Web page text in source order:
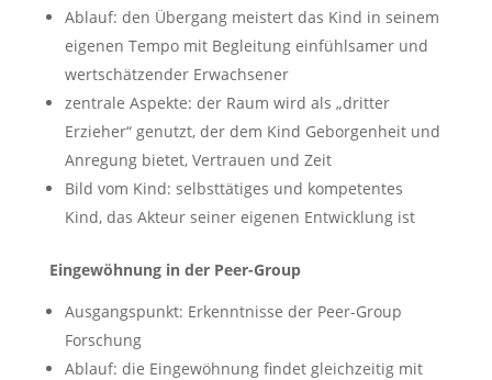
Ablauf: den Übergang meistert das Kind in seinem
eigenen Tempo mit Begleitung einfühlsamer und
wertschätzender Erwachsener
zentrale Aspekte: der Raum wird als „dritter
Erzieher“ genutzt, der dem Kind Geborgenheit und
Anregung bietet, Vertrauen und Zeit
Bild vom Kind: selbsttätiges und kompetentes
Kind, das Akteur seiner eigenen Entwicklung ist
Eingewöhnung in der Peer-Group
Ausgangspunkt: Erkenntnisse der Peer-Group
Forschung
Ablauf: die Eingewöhnung findet gleichzeitig mit